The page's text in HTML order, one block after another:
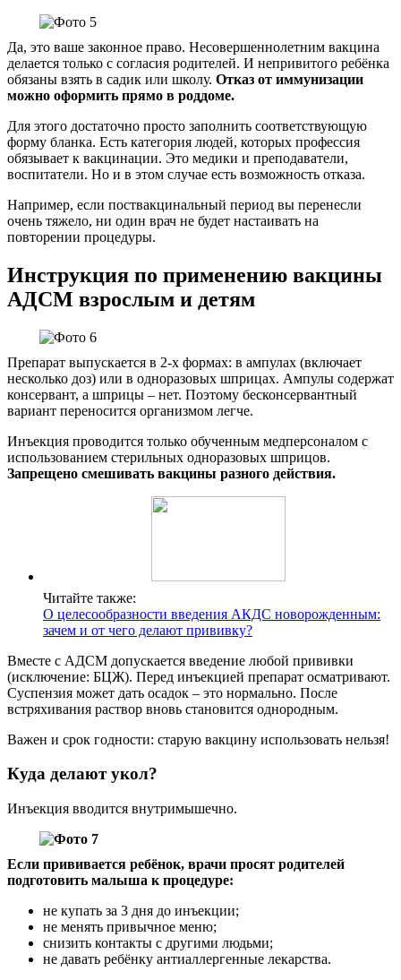
Да, это ваше законное право. Несовершеннолетним вакцина
делается только с согласия родителей. И непривитого ребёнка
обязаны взять в садик или школу. Отказ от иммунизации
можно оформить прямо в роддоме.
Для этого достаточно просто заполнить соответствующую
форму бланка. Есть категория людей, которых профессия
обязывает к вакцинации. Это медики и преподаватели,
воспитатели. Но и в этом случае есть возможность отказа.
Например, если поствакцинальный период вы перенесли
очень тяжело, ни один врач не будет настаивать на
повторении процедуры.
Инструкция по применению вакцины
АДСМ взрослым и детям
Препарат выпускается в 2-х формах: в ампулах (включает
несколько доз) или в одноразовых шприцах. Ампулы содержат
консервант, а шприцы – нет. Поэтому бесконсервантный
вариант переносится организмом легче.
Инъекция проводится только обученным медперсоналом с
использованием стерильных одноразовых шприцов.
Запрещено смешивать вакцины разного действия.
Читайте также:
О целесообразности введения АКДС новорожденным:
зачем и от чего делают прививку?
Вместе с АДСМ допускается введение любой прививки
(исключение: БЦЖ). Перед инъекцией препарат осматривают.
Суспензия может дать осадок – это нормально. После
встряхивания раствор вновь становится однородным.
Важен и срок годности: старую вакцину использовать нельзя!
Куда делают укол?
Инъекция вводится внутримышечно.
Если прививается ребёнок, врачи просят родителей
подготовить малыша к процедуре:
не купать за 3 дня до инъекции;
не менять привычное меню;
снизить контакты с другими людьми;
не давать ребёнку антиаллергенные лекарства.